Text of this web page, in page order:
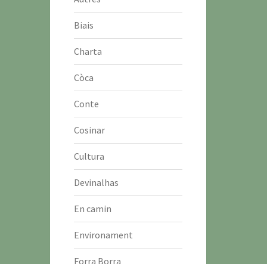
Biais
Charta
Còca
Conte
Cosinar
Cultura
Devinalhas
En camin
Environament
Forra Borra